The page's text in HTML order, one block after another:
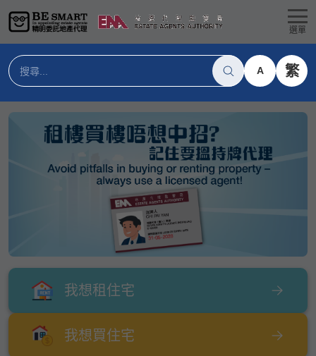
選單
A 繁
我想租住宅
我想買住宅